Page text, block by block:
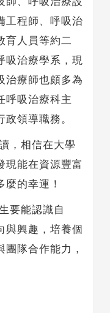
工程師、呼吸治
育人員等約二
吸治療學系，現
治療師也頗多為
呼吸治療科主
領導職務。
，相信在大學
現能在資源豐富
的幸運！
要能認識自
與興趣，培養個
團隊合作能力，